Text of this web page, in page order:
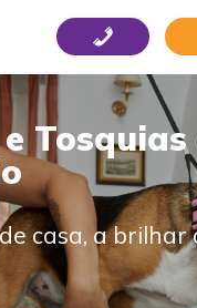
Tosquias
casa, a brilhar